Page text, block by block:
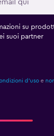
su
suoi partner
d'uso e